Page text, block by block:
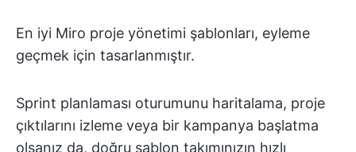
En iyi Miro proje yönetimi şablonları, eyleme
geçmek için tasarlanmıştır.
Sprint planlaması oturumunu haritalama, proje
çıktılarını izleme veya bir kampanya başlatma
olsanız da, doğru şablon takımınızın hızlı